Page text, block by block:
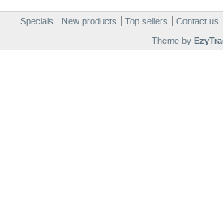
Specials New products Top sellers
Contact us
Theme by